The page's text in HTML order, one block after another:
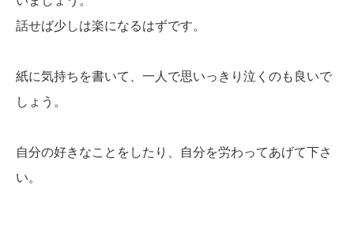
話せば少しは楽になるはずです。
紙に気持ちを書いて、一人で思いっきり泣くのも良いで
しょう。
自分の好きなことをしたり、自分を労わってあげて下さ
い。